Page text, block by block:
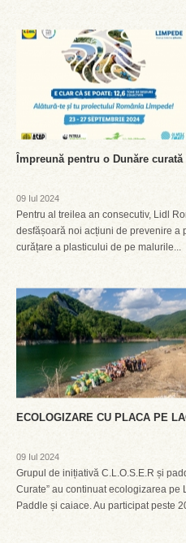
Împreună pentru o Dunăre curată
09 Iul 2024
Pentru al treilea an consecutiv, Lidl
desfășoară noi acțiuni de prevenire a
curățare a plasticului de pe malurile...
ECOLOGIZARE CU PLACA PE
09 Iul 2024
Grupul de inițiativă C.L.O.S.E.R și
Curate” au continuat ecologizarea
Paddle și caiace. Au participat peste